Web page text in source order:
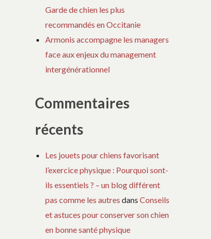
Garde de chien les plus
recommandés en Occitanie
Armonis accompagne les managers
face aux enjeux du management
intergénérationnel
Commentaires
récents
Les jouets pour chiens favorisant
l’exercice physique : Pourquoi sont-
ils essentiels ? – un blog différent
pas comme les autres dansConseils
et astuces pour conserver son chien
en bonne santé physique